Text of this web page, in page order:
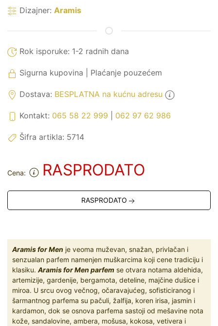
Dizajner: Aramis
Rok isporuke: 1-2 radnih dana
Sigurna kupovina | Plaćanje pouzećem
Dostava: BESPLATNA na kućnu adresu
Kontakt: 065 58 22 999 062 97 62 986
Šifra artikla: 5714
Cena: RASPRODATO
RASPRODATO
Aramis for Men je veoma muževan, snažan, privlačan i
senzualan parfem namenjen muškarcima koji cene tradiciju i
klasiku. Aramis for Men parfem se otvara notama aldehida,
artemizije, gardenije, bergamota, deteline, majčine dušice i
miroa. U srcu ovog večnog, očaravajućeg, sofisticiranog i
šarmantnog parfema su pačuli, žalfija, koren irisa, jasmin i
kardamon, dok se osnova parfema sastoji od mešavine nota
kože, sandalovine, ambera, mošusa, kokosa, vetivera i